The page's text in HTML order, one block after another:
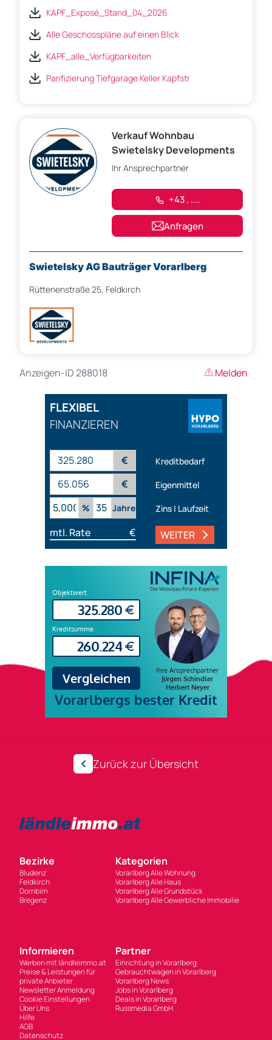
KAPF_Exposé_Stand_04_2026
Alle Geschosspläne auf einen Blick
KAPF_alle_Verfügbarkeiten
Parifizierung Tiefgarage Keller Kapfstr
Verkauf Wohnbau
Swietelsky Developments
Ihr Ansprechpartner
+43 . ....
Anfragen
Swietelsky AG Bauträger Vorarlberg
Rüttenenstraße 25, Feldkirch
Anzeigen-ID 288018 Melden
FLEXIBEL
FINANZIEREN
€ Kreditbedarf
€
Eigenmittel
%
Jahre Zins | Laufzeit
mtl. Rate € WEITER
Zurück zur Übersicht
Bezirke
Bludenz
Feldkirch
Dornbirn
Bregenz
Kategorien
Vorarlberg Alle Wohnung
Vorarlberg Alle Haus
Vorarlberg Alle Grundstück
Vorarlberg Alle Gewerbliche Immobilie
Informieren
Werben mit ländleimmo.at
Preise & Leistungen für
private Anbieter
Newsletter Anmeldung
Cookie Einstellungen
Über Uns
Hilfe
AGB
Datenschutz
Partner
Einrichtung in Vorarlberg
Gebrauchtwagen in Vorarlberg
Vorarlberg News
Jobs in Vorarlberg
Deals in Vorarlberg
Russmedia GmbH